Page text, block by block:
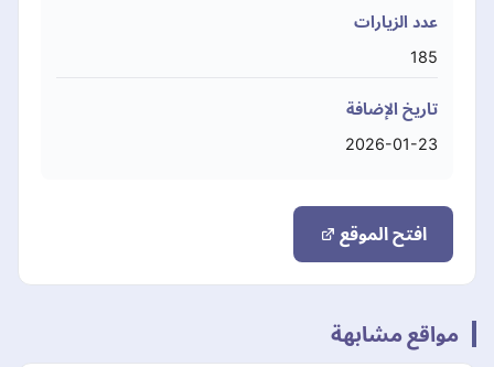
عدد الزيارات
185
تاريخ الإضافة
2026-01-23
افتح الموقع
مواقع مشابهة